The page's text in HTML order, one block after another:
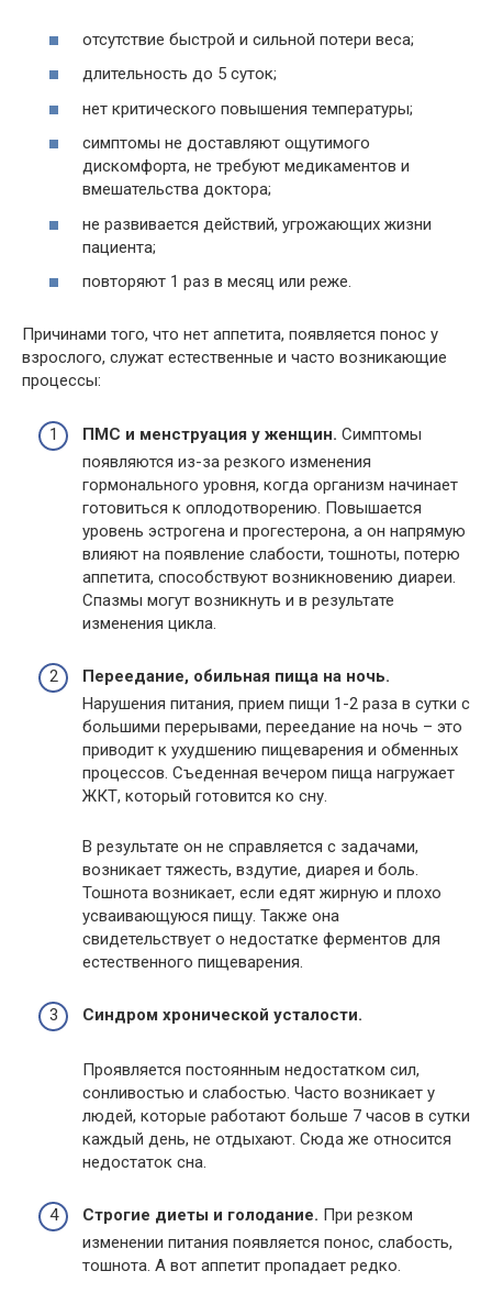
отсутствие быстрой и сильной потери веса;
длительность до 5 суток;
нет критического повышения температуры;
симптомы не доставляют ощутимого
дискомфорта, не требуют медикаментов и
вмешательства доктора;
не развивается действий, угрожающих жизни
пациента;
повторяют 1 раз в месяц или реже.
Причинами того, что нет аппетита, появляется понос у
взрослого, служат естественные и часто возникающие
процессы:
ПМС и менструация у женщин. Симптомы
появляются из-за резкого изменения
гормонального уровня, когда организм начинает
готовиться к оплодотворению. Повышается
уровень эстрогена и прогестерона, а он напрямую
влияют на появление слабости, тошноты, потерю
аппетита, способствуют возникновению диареи.
Спазмы могут возникнуть и в результате
изменения цикла.
Переедание, обильная пища на ночь.
Нарушения питания, прием пищи 1-2 раза в сутки с
большими перерывами, переедание на ночь – это
приводит к ухудшению пищеварения и обменных
процессов. Съеденная вечером пища нагружает
ЖКТ, который готовится ко сну.
В результате он не справляется с задачами,
возникает тяжесть, вздутие, диарея и боль.
Тошнота возникает, если едят жирную и плохо
усваивающуюся пищу. Также она
свидетельствует о недостатке ферментов для
естественного пищеварения.
Синдром хронической усталости.
Проявляется постоянным недостатком сил,
сонливостью и слабостью. Часто возникает у
людей, которые работают больше 7 часов в сутки
каждый день, не отдыхают. Сюда же относится
недостаток сна.
Строгие диеты и голодание. При резком
изменении питания появляется понос, слабость,
тошнота. А вот аппетит пропадает редко.